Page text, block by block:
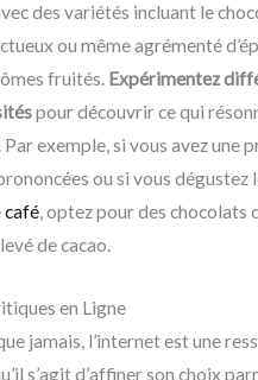
des variétés incluant le
ou même agrémenté
fruités. Expérimentez
pour découvrir ce qui
exemple, si vous avez une
ou si vous dégustez
café, optez pour des chocolats
de cacao.
en Ligne
jamais, l’internet est une
s’agit d’affiner son choix